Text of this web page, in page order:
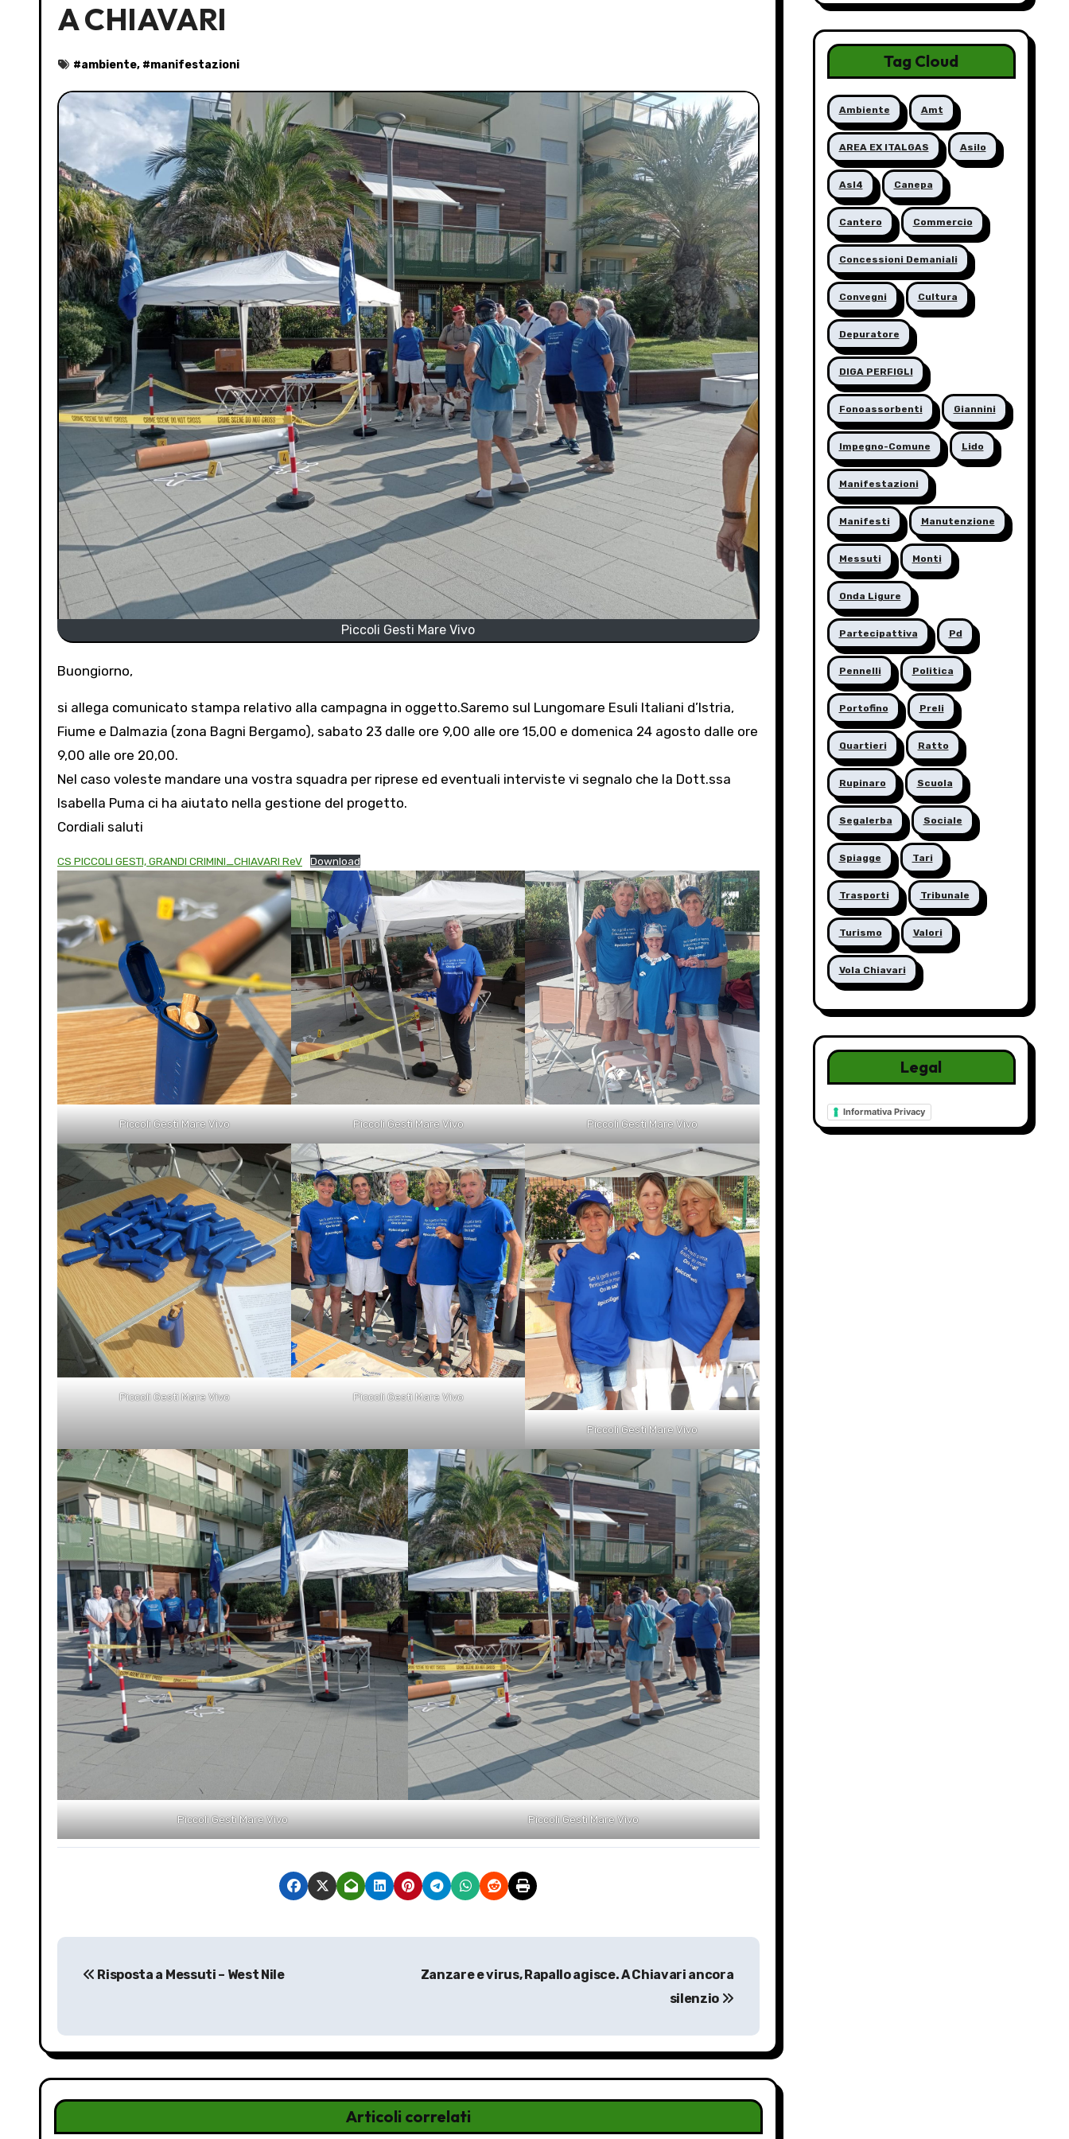
A CHIAVARI
#ambiente, #manifestazioni
Piccoli Gesti Mare Vivo
Buongiorno,
si allega comunicato stampa relativo alla campagna in oggetto.Saremo sul Lungomare Esuli Italiani d’Istria,
Fiume e Dalmazia (zona Bagni Bergamo), sabato 23 dalle ore 9,00 alle ore 15,00 e domenica 24 agosto dalle ore
9,00 alle ore 20,00.
Nel caso voleste mandare una vostra squadra per riprese ed eventuali interviste vi segnalo che la Dott.ssa
Isabella Puma ci ha aiutato nella gestione del progetto.
Cordiali saluti
CS PICCOLI GESTI, GRANDI CRIMINI_CHIAVARI ReV Download
Piccoli Gesti Mare Vivo Piccoli Gesti Mare Vivo Piccoli Gesti Mare Vivo
Piccoli Gesti Mare Vivo Piccoli Gesti Mare Vivo
Piccoli Gesti Mare Vivo
Piccoli Gesti Mare Vivo Piccoli Gesti Mare Vivo
N
i
g
a
Risposta a Messuti – West Nile
Zanzare e virus, Rapallo agisce. A Chiavari ancora
silenzio
Articoli correlati
Tag Cloud
Ambiente Amt
AREA EX ITALGAS Asilo
Asl4 Canepa
Cantero Commercio
Concessioni Demaniali
Convegni Cultura
Depuratore
DIGA PERFIGLI
Fonoassorbenti Giannini
Impegno-Comune Lido
Manifestazioni
Manifesti Manutenzione
Messuti Monti
Onda Ligure
Partecipattiva Pd
Pennelli Politica
Portofino Preli
Quartieri Ratto
Rupinaro Scuola
Segalerba Sociale
Spiagge Tari
Trasporti Tribunale
Turismo Valori
Vola Chiavari
Legal
Informativa Privacy